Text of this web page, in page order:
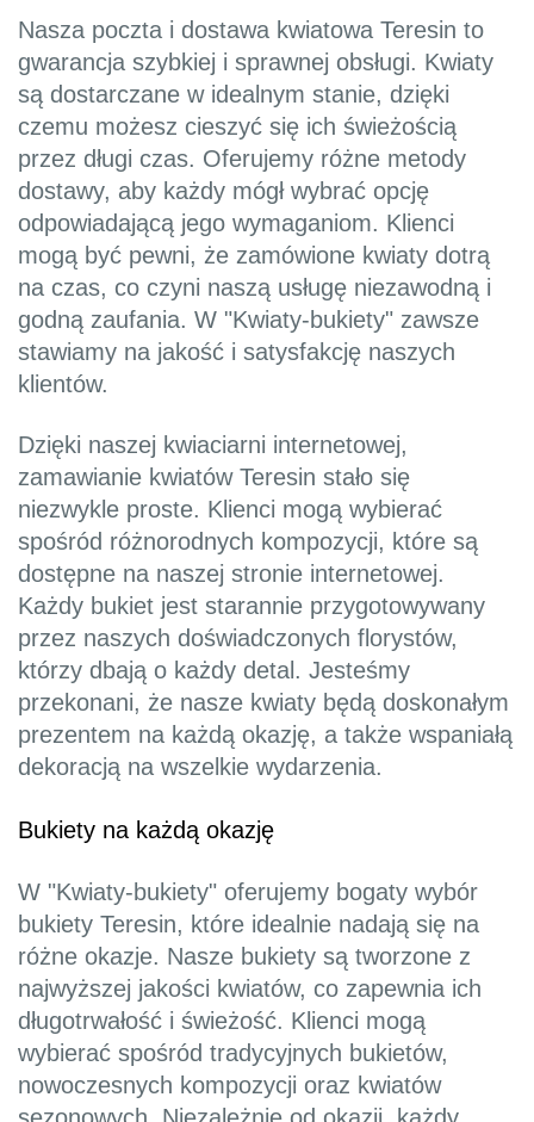
Nasza poczta i dostawa kwiatowa Teresin to
gwarancja szybkiej i sprawnej obsługi. Kwiaty
są dostarczane w idealnym stanie, dzięki
czemu możesz cieszyć się ich świeżością
przez długi czas. Oferujemy różne metody
dostawy, aby każdy mógł wybrać opcję
odpowiadającą jego wymaganiom. Klienci
mogą być pewni, że zamówione kwiaty dotrą
na czas, co czyni naszą usługę niezawodną i
godną zaufania. W "Kwiaty-bukiety" zawsze
stawiamy na jakość i satysfakcję naszych
klientów.
Dzięki naszej kwiaciarni internetowej,
zamawianie kwiatów Teresin stało się
niezwykle proste. Klienci mogą wybierać
spośród różnorodnych kompozycji, które są
dostępne na naszej stronie internetowej.
Każdy bukiet jest starannie przygotowywany
przez naszych doświadczonych florystów,
którzy dbają o każdy detal. Jesteśmy
przekonani, że nasze kwiaty będą doskonałym
prezentem na każdą okazję, a także wspaniałą
dekoracją na wszelkie wydarzenia.
Bukiety na każdą okazję
W "Kwiaty-bukiety" oferujemy bogaty wybór
bukiety Teresin, które idealnie nadają się na
różne okazje. Nasze bukiety są tworzone z
najwyższej jakości kwiatów, co zapewnia ich
długotrwałość i świeżość. Klienci mogą
wybierać spośród tradycyjnych bukietów,
nowoczesnych kompozycji oraz kwiatów